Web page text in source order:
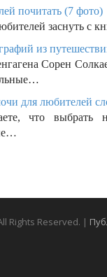
почитать (7 фото)
заснуть с
из
Сорен
для любителей
что выбрать
Rights Reserved. |